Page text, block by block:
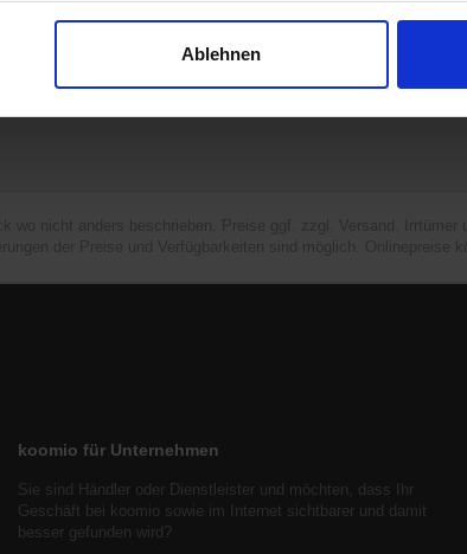
Ablehnen
koomio für Unternehmen
Sie sind Händler oder Dienstleister und möchten, dass Ihr
Geschäft bei koomio sowie im Internet sichtbarer und damit
besser gefunden wird?